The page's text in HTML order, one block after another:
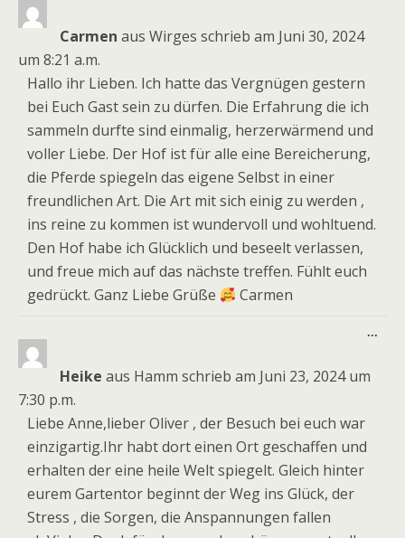
Carmen aus Wirges schrieb am Juni 30, 2024
um 8:21 a.m.
Hallo ihr Lieben. Ich hatte das Vergnügen gestern
bei Euch Gast sein zu dürfen. Die Erfahrung die ich
sammeln durfte sind einmalig, herzerwärmend und
voller Liebe. Der Hof ist für alle eine Bereicherung,
die Pferde spiegeln das eigene Selbst in einer
freundlichen Art. Die Art mit sich einig zu werden ,
ins reine zu kommen ist wundervoll und wohltuend.
Den Hof habe ich Glücklich und beseelt verlassen,
und freue mich auf das nächste treffen. Fühlt euch
gedrückt. Ganz Liebe Grüße
Carmen
Heike aus Hamm schrieb am Juni 23, 2024 um
7:30 p.m.
Liebe Anne,lieber Oliver , der Besuch bei euch war
einzigartig.Ihr habt dort einen Ort geschaffen und
erhalten der eine heile Welt spiegelt. Gleich hinter
eurem Gartentor beginnt der Weg ins Glück, der
Stress , die Sorgen, die Anspannungen fallen
...